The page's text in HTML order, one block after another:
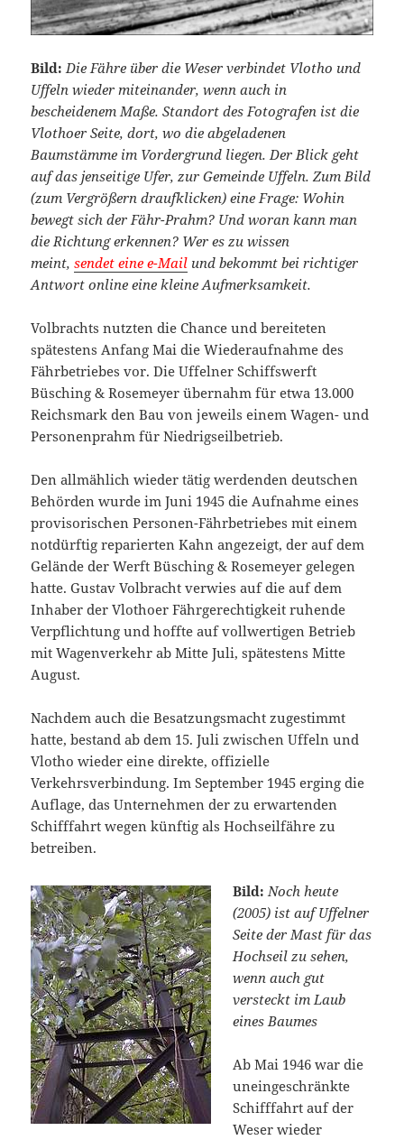
Bild: Die Fähre über die Weser verbindet Vlotho und
Uffeln wieder miteinander, wenn auch in
bescheidenem Maße. Standort des Fotografen ist die
Vlothoer Seite, dort, wo die abgeladenen
Baumstämme im Vordergrund liegen. Der Blick geht
auf das jenseitige Ufer, zur Gemeinde Uffeln. Zum Bild
(zum Vergrößern draufklicken) eine Frage: Wohin
bewegt sich der Fähr-Prahm? Und woran kann man
die Richtung erkennen? Wer es zu wissen
meint,sendet eine e-Mail und bekommt bei richtiger
Antwort online eine kleine Aufmerksamkeit.
Volbrachts nutzten die Chance und bereiteten
spätestens Anfang Mai die Wiederaufnahme des
Fährbetriebes vor. Die Uffelner Schiffswerft
Büsching & Rosemeyer übernahm für etwa 13.000
Reichsmark den Bau von jeweils einem Wagen- und
Personenprahm für Niedrigseilbetrieb.
Den allmählich wieder tätig werdenden deutschen
Behörden wurde im Juni 1945 die Aufnahme eines
provisorischen Personen-Fährbetriebes mit einem
notdürftig reparierten Kahn angezeigt, der auf dem
Gelände der Werft Büsching & Rosemeyer gelegen
hatte. Gustav Volbracht verwies auf die auf dem
Inhaber der Vlothoer Fährgerechtigkeit ruhende
Verpflichtung und hoffte auf vollwertigen Betrieb
mit Wagenverkehr ab Mitte Juli, spätestens Mitte
August.
Nachdem auch die Besatzungsmacht zugestimmt
hatte, bestand ab dem 15. Juli zwischen Uffeln und
Vlotho wieder eine direkte, offizielle
Verkehrsverbindung. Im September 1945 erging die
Auflage, das Unternehmen der zu erwartenden
Schifffahrt wegen künftig als Hochseilfähre zu
betreiben.
Bild: Noch heute
(2005) ist auf Uffelner
Seite der Mast für das
Hochseil zu sehen,
wenn auch gut
versteckt im Laub
eines Baumes
Ab Mai 1946 war die
uneingeschränkte
Schifffahrt auf der
Weser wieder